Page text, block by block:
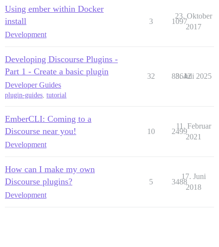
Using ember within Docker
install
Development
3 1097
23. Oktober
2017
Developing Discourse Plugins -
Part 1 - Create a basic plugin
Developer Guides
plugin-guides, tutorial
32 83642
8. Juli 2025
EmberCLI: Coming to a
Discourse near you!
Development
10 2499
11. Februar
2021
How can I make my own
Discourse plugins?
Development
5 3488
17. Juni
2018